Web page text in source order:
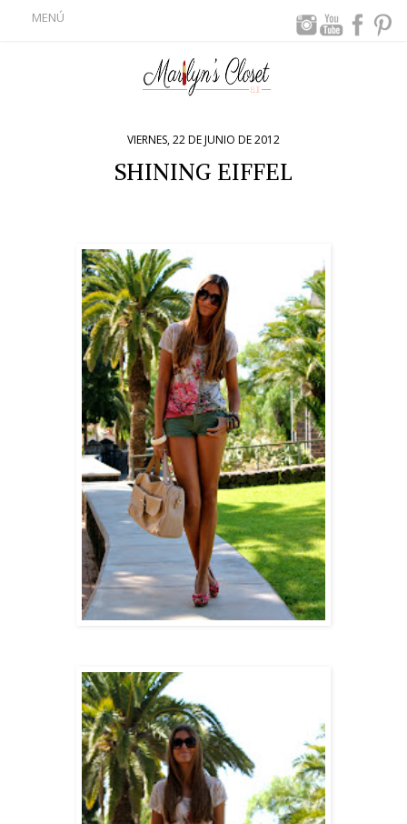
MENÚ
VIERNES, 22 DE JUNIO DE 2012
SHINING EIFFEL